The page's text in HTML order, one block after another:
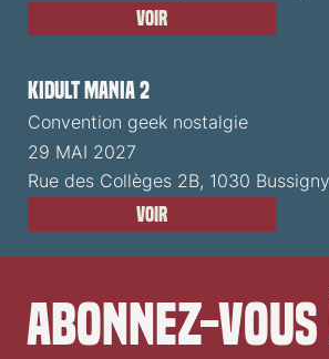
Voir
Kidult Mania 2
Convention geek nostalgie
29 MAI 2027
Rue des Collèges 2B, 1030
Voir
Abonnez-vous